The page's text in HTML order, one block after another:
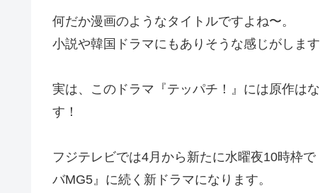
何だか漫画のようなタイトルですよね〜。
小説や韓国ドラマにもありそうな感じがしま
実は、このドラマ『テッパチ！』には原作は
す！
フジテレビでは4月から新たに水曜夜10時枠
バMG5』に続く新ドラマになります。